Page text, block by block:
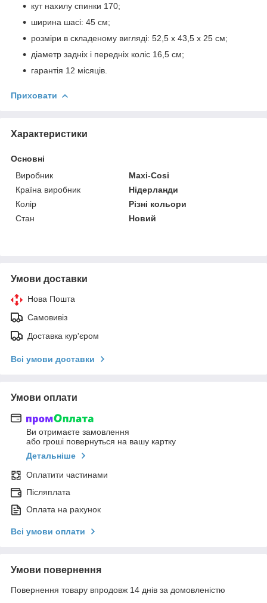
кут нахилу спинки 170;
ширина шасі: 45 см;
розміри в складеному вигляді: 52,5 x 43,5 x 25 см;
діаметр задніх і передніх коліс 16,5 см;
гарантія 12 місяців.
Приховати
Характеристики
Основні
Виробник
Maxi-Cosi
Країна виробник
Нідерланди
Колір
Різні кольори
Стан
Новий
Умови доставки
Нова Пошта
Самовивіз
Доставка кур'єром
Всі умови доставки
Умови оплати
Ви отримаєте замовлення
або гроші повернуться на вашу картку
Детальніше
Оплатити частинами
Післяплата
Оплата на рахунок
Всі умови оплати
Умови повернення
Повернення товару впродовж 14 днів за домовленістю